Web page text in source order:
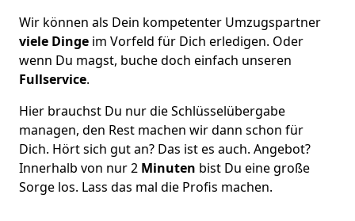
Wir können als Dein kompetenter Umzugspartner
viele Dinge im Vorfeld für Dich erledigen. Oder
wenn Du magst, buche doch einfach unseren
Fullservice.
Hier brauchst Du nur die Schlüsselübergabe
managen, den Rest machen wir dann schon für
Dich. Hört sich gut an? Das ist es auch. Angebot?
Innerhalb von nur 2 Minuten bist Du eine große
Sorge los. Lass das mal die Profis machen.